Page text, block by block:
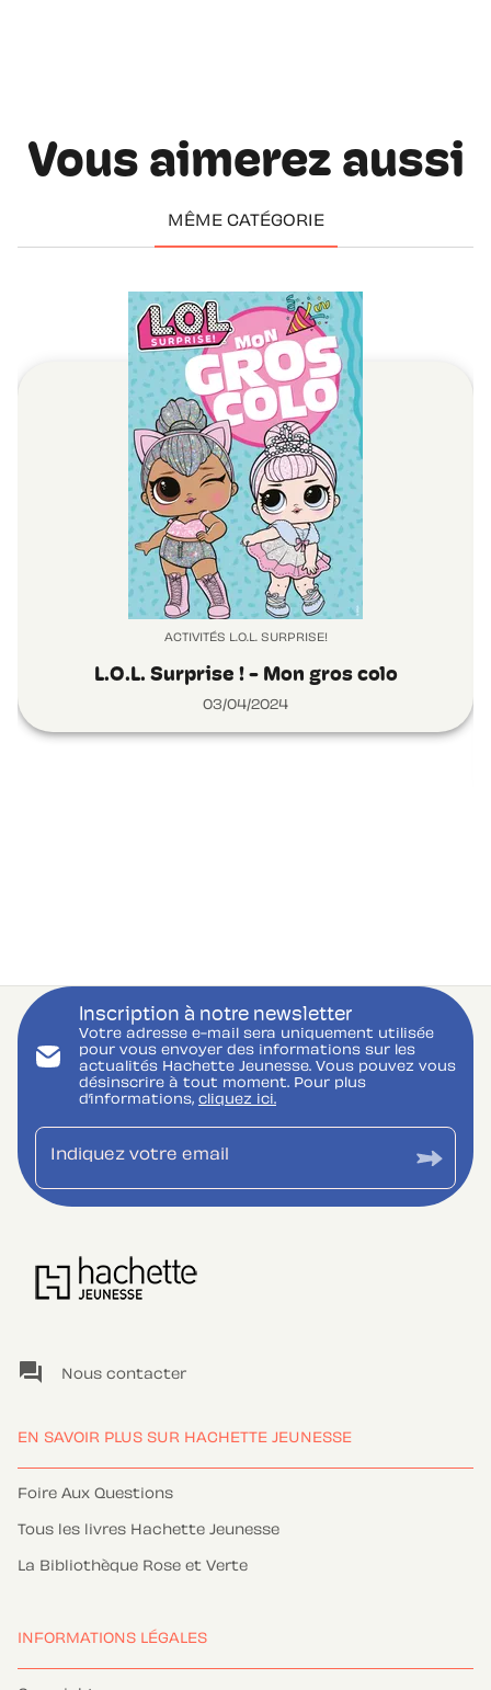
Vous aimerez aussi
MÊME CATÉGORIE
ACTIVITÉS L.O.L. SURPRISE!
L.O.L. Surprise ! - Mon gros colo
03/04/2024
Inscription à notre newsletter
Votre adresse e-mail sera uniquement utilisée
pour vous envoyer des informations sur les
actualités Hachette Jeunesse. Vous pouvez vous
désinscrire à tout moment. Pour plus
d’informations, cliquez ici.
Indiquez votre email
question_answer Nous contacter
EN SAVOIR PLUS SUR HACHETTE JEUNESSE
Foire Aux Questions
Tous les livres Hachette Jeunesse
La Bibliothèque Rose et Verte
INFORMATIONS LÉGALES